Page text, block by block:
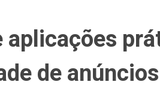
aplicações
de anúncios